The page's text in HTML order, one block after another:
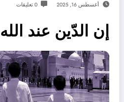
أغسطس 16, 2025 0 تعليقات
إن الدّين عند